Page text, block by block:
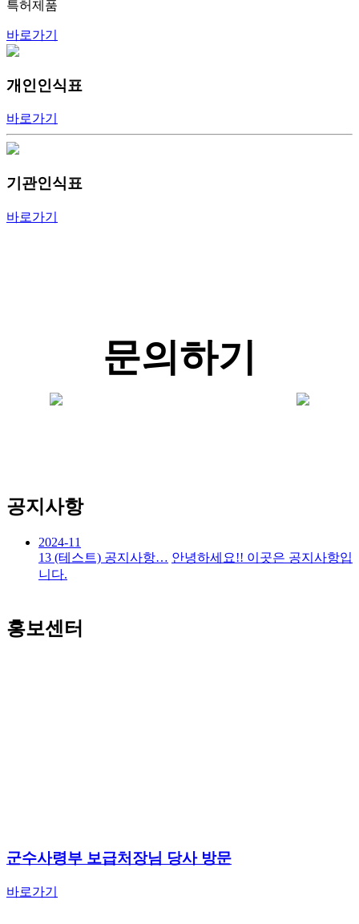
특허제품
바로가기
개인인식표
바로가기
기관인식표
바로가기
문의하기
공지사항
2024-11
13 (테스트) 공지사항… 안녕하세요!! 이곳은 공지사항입
니다.
홍보센터
군수사령부 보급처장님 당사 방문
바로가기